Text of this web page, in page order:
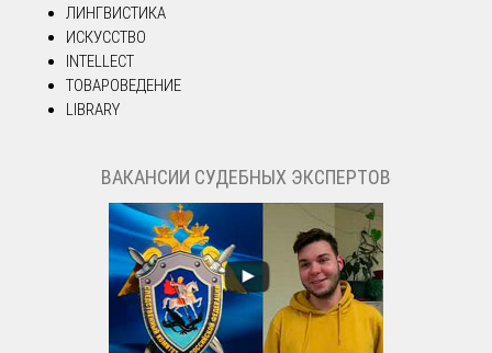
ЛИНГВИСТИКА
ИСКУССТВО
INTELLECT
ТОВАРОВЕДЕНИЕ
LIBRARY
ВАКАНСИИ СУДЕБНЫХ ЭКСПЕРТОВ